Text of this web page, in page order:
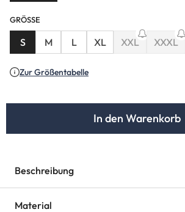
GRÖSSE
S M L XL XXL XXXL
Zur Größentabelle
In den Warenkorb
Beschreibung
Material